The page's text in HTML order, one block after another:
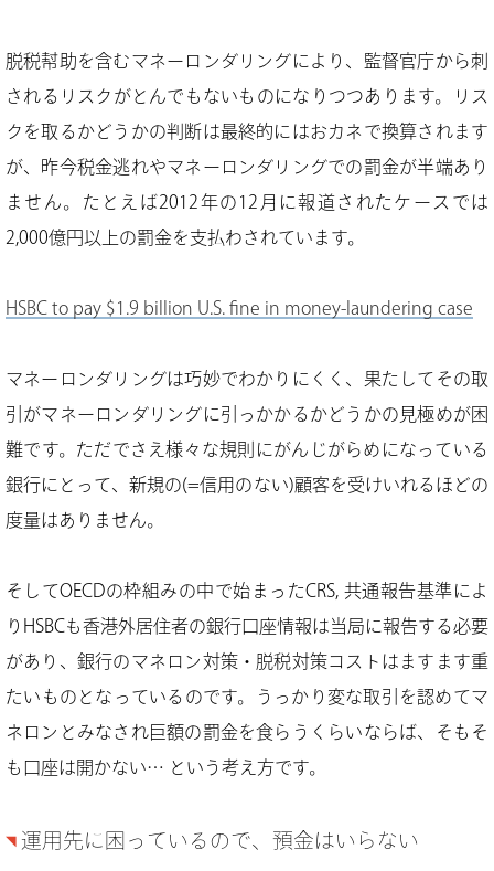
脱税幇助を含むマネーロンダリングにより、監督官庁から刺
されるリスクがとんでもないものになりつつあります。リス
クを取るかどうかの判断は最終的にはおカネで換算されます
が、昨今税金逃れやマネーロンダリングでの罰金が半端あり
ません。たとえば2012年の12月に報道されたケースでは
2,000億円以上の罰金を支払わされています。
HSBC to pay $1.9 billion U.S. fine in money-laundering case
マネーロンダリングは巧妙でわかりにくく、果たしてその取
引がマネーロンダリングに引っかかるかどうかの見極めが困
難です。ただでさえ様々な規則にがんじがらめになっている
銀行にとって、新規の(=信用のない)顧客を受けいれるほどの
度量はありません。
そしてOECDの枠組みの中で始まったCRS, 共通報告基準によ
りHSBCも香港外居住者の銀行口座情報は当局に報告する必要
があり、銀行のマネロン対策・脱税対策コストはますます重
たいものとなっているのです。うっかり変な取引を認めてマ
ネロンとみなされ巨額の罰金を食らうくらいならば、そもそ
も口座は開かない… という考え方です。
運用先に困っているので、預金はいらない